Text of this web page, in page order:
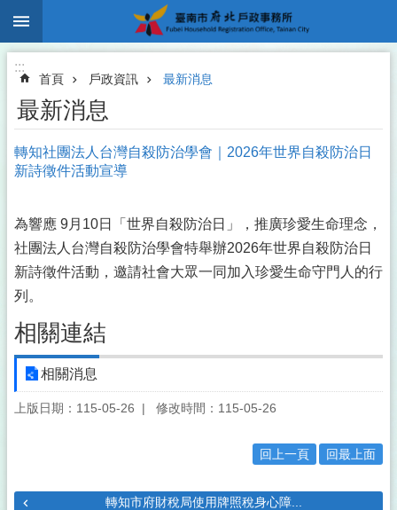
跳到主要內容區塊
:::
首頁 戶政資訊 最新消息
最新消息
轉知社團法人台灣自殺防治學會｜2026年世界自殺防治日
新詩徵件活動宣導
為響應 9月10日「世界自殺防治日」，推廣珍愛生命理念，
社團法人台灣自殺防治學會特舉辦2026年世界自殺防治日
新詩徵件活動，邀請社會大眾一同加入珍愛生命守門人的行
列。
相關連結
相關消息
上版日期：115-05-26 修改時間：115-05-26
回上一頁 回最上面
轉知市府財稅局使用牌照稅身心障...